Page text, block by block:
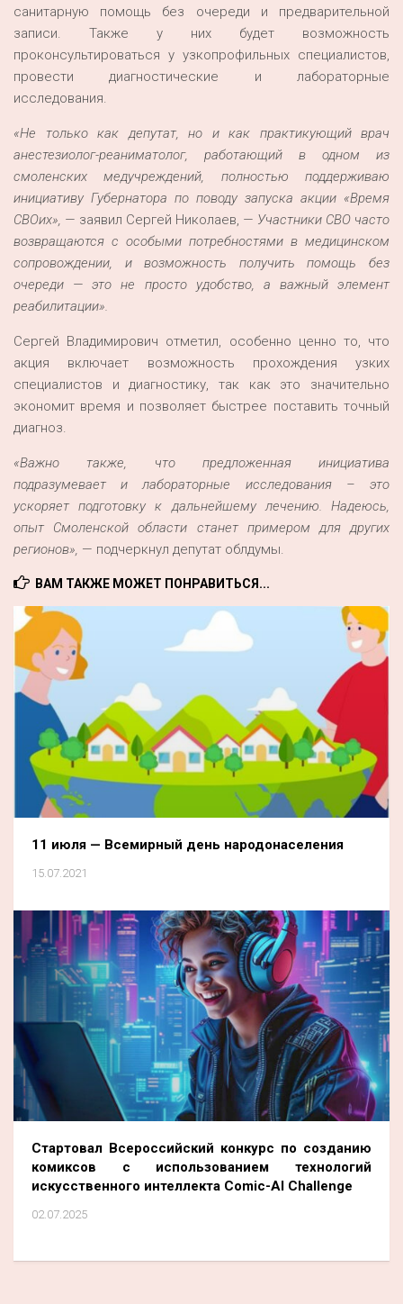
санитарную помощь без очереди и предварительной
записи. Также у них будет возможность
проконсультироваться у узкопрофильных специалистов,
провести диагностические и лабораторные
исследования.
«Не только как депутат, но и как практикующий врач
анестезиолог-реаниматолог, работающий в одном из
смоленских медучреждений, полностью поддерживаю
инициативу Губернатора по поводу запуска акции «Время
СВОих», — заявил Сергей Николаев, — Участники СВО часто
возвращаются с особыми потребностями в медицинском
сопровождении, и возможность получить помощь без
очереди — это не просто удобство, а важный элемент
реабилитации».
Сергей Владимирович отметил, особенно ценно то, что
акция включает возможность прохождения узких
специалистов и диагностику, так как это значительно
экономит время и позволяет быстрее поставить точный
диагноз.
«Важно также, что предложенная инициатива
подразумевает и лабораторные исследования – это
ускоряет подготовку к дальнейшему лечению. Надеюсь,
опыт Смоленской области станет примером для других
регионов», — подчеркнул депутат облдумы.
ВАМ ТАКЖЕ МОЖЕТ ПОНРАВИТЬСЯ...
11 июля — Всемирный день народонаселения
15.07.2021
Стартовал Всероссийский конкурс по созданию
комиксов с использованием технологий
искусственного интеллекта Comic-AI Challenge
02.07.2025